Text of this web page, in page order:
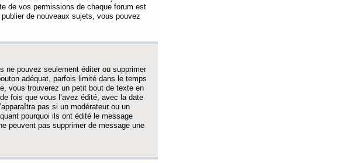
de vos permissions de chaque forum est
de nouveaux sujets, vous pouvez
ne pouvez seulement éditer ou supprimer
adéquat, parfois limité dans le temps
vous trouverez un petit bout de texte en
fois que vous l’avez édité, avec la date
pas si un modérateur ou un
pourquoi ils ont édité le message
peuvent pas supprimer de message une